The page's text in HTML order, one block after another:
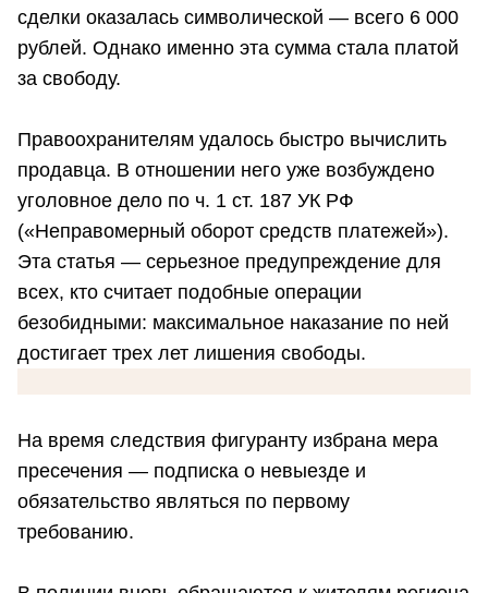
сделки оказалась символической — всего 6 000
рублей. Однако именно эта сумма стала платой
за свободу.
Правоохранителям удалось быстро вычислить
продавца. В отношении него уже возбуждено
уголовное дело по ч. 1 ст. 187 УК РФ
(«Неправомерный оборот средств платежей»).
Эта статья — серьезное предупреждение для
всех, кто считает подобные операции
безобидными: максимальное наказание по ней
достигает трех лет лишения свободы.
На время следствия фигуранту избрана мера
пресечения — подписка о невыезде и
обязательство являться по первому
требованию.